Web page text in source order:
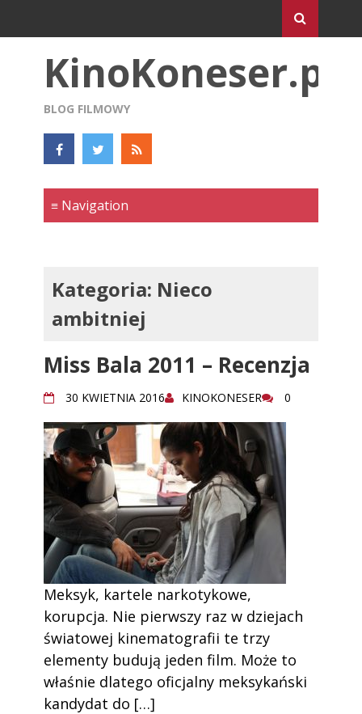
KinoKoneser.pl
BLOG FILMOWY
Kategoria: Nieco
ambitniej
Miss Bala 2011 – Recenzja
30 KWIETNIA 2016 KINOKONESER 0
Meksyk, kartele narkotykowe,
korupcja. Nie pierwszy raz w dziejach
światowej kinematografii te trzy
elementy budują jeden film. Może to
właśnie dlatego oficjalny meksykański
kandydat do […]